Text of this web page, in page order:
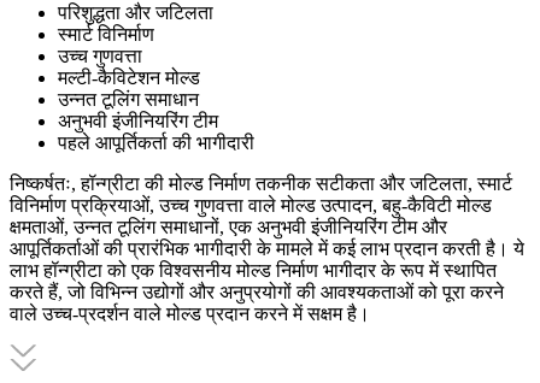
परिशुद्धता और जटिलता
स्मार्ट विनिर्माण
उच्च गुणवत्ता
मल्टी-कैविटेशन मोल्ड
उन्नत टूलिंग समाधान
अनुभवी इंजीनियरिंग टीम
पहले आपूर्तिकर्ता की भागीदारी
निष्कर्षतः, हॉन्ग्रीटा की मोल्ड निर्माण तकनीक सटीकता और जटिलता, स्मार्ट
विनिर्माण प्रक्रियाओं, उच्च गुणवत्ता वाले मोल्ड उत्पादन, बहु-कैविटी मोल्ड
क्षमताओं, उन्नत टूलिंग समाधानों, एक अनुभवी इंजीनियरिंग टीम और
आपूर्तिकर्ताओं की प्रारंभिक भागीदारी के मामले में कई लाभ प्रदान करती है। ये
लाभ हॉन्ग्रीटा को एक विश्वसनीय मोल्ड निर्माण भागीदार के रूप में स्थापित
करते हैं, जो विभिन्न उद्योगों और अनुप्रयोगों की आवश्यकताओं को पूरा करने
वाले उच्च-प्रदर्शन वाले मोल्ड प्रदान करने में सक्षम है।